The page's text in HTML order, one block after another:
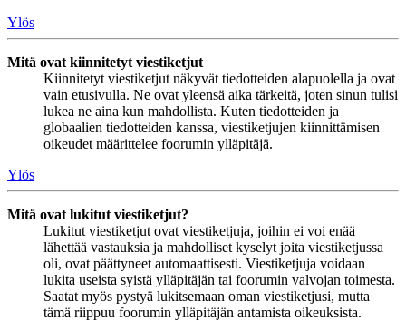
Ylös
Mitä ovat kiinnitetyt viestiketjut
Kiinnitetyt viestiketjut näkyvät tiedotteiden alapuolella ja ovat
vain etusivulla. Ne ovat yleensä aika tärkeitä, joten sinun tulisi
lukea ne aina kun mahdollista. Kuten tiedotteiden ja
globaalien tiedotteiden kanssa, viestiketjujen kiinnittämisen
oikeudet määrittelee foorumin ylläpitäjä.
Ylös
Mitä ovat lukitut viestiketjut?
Lukitut viestiketjut ovat viestiketjuja, joihin ei voi enää
lähettää vastauksia ja mahdolliset kyselyt joita viestiketjussa
oli, ovat päättyneet automaattisesti. Viestiketjuja voidaan
lukita useista syistä ylläpitäjän tai foorumin valvojan toimesta.
Saatat myös pystyä lukitsemaan oman viestiketjusi, mutta
tämä riippuu foorumin ylläpitäjän antamista oikeuksista.